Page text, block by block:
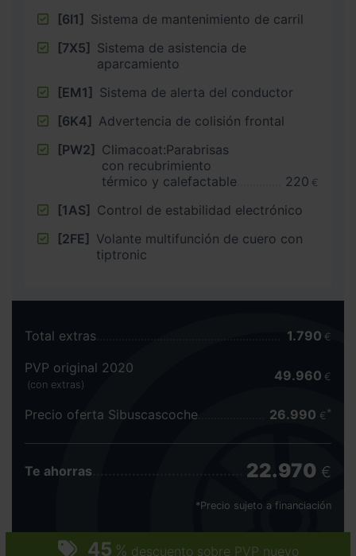
[6I1] Sistema de mantenimiento de carril
[7X5] Sistema de asistencia de
aparcamiento
[EM1] Sistema de alerta del conductor
[6K4] Advertencia de colisión frontal
[PW2] Climacoat:Parabrisas
con recubrimiento
térmico y calefactable
220 €
[1AS] Control de estabilidad electrónico
[2FE] Volante multifunción de cuero con
tiptronic
45 % descuento sobre PVP nuevo
Total extras 1.790 €
PVP original 2020
(con extras)
49.960 €
Precio oferta Sibuscascoche 26.990 €
Te ahorras 22.970 €
*Precio sujeto a financiación